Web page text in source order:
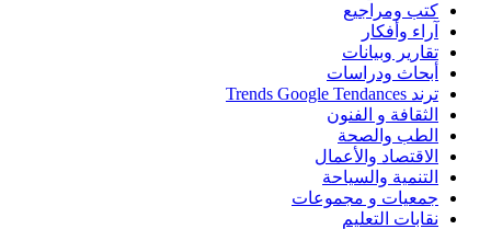
كتب ومراجيع
آراء وأفكار
تقارير وبيانات
أبحاث ودراسات
ترند Trends Google Tendances
الثقافة و الفنون
الطب والصحة
الاقتصاد والأعمال
التنمية والسياحة
جمعيات و مجموعات
نقابات التعليم